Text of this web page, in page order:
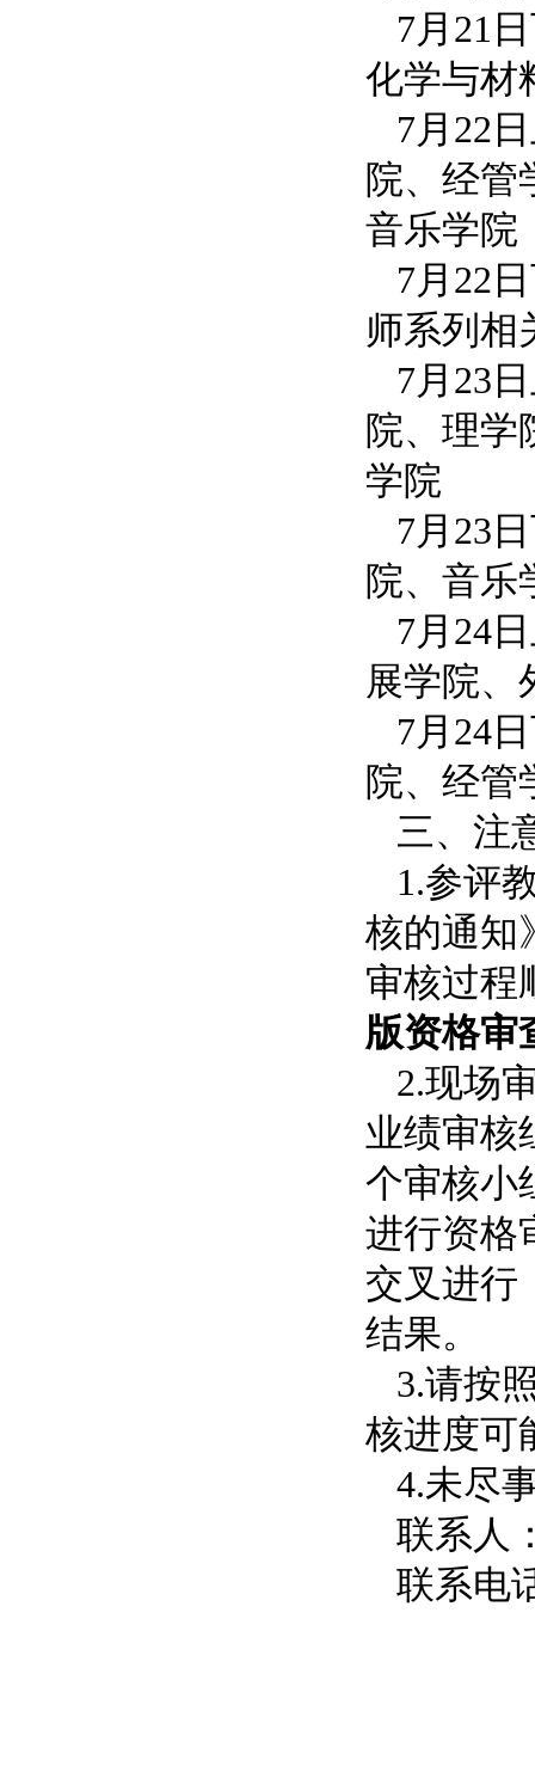
7月
化学与材
7月
院、经管
音乐学院
7月22
师系列相
7月
院、理学
学院
7月
院、音乐
7月
展学院、
7月
院、经管
三、注
1.参评
核的通知
审核过程
版资格审
2.现场
业绩审核
个审核小
进行资格
交叉进行
结果。
3.请按
核进度可
4.未尽
联系人
联系电